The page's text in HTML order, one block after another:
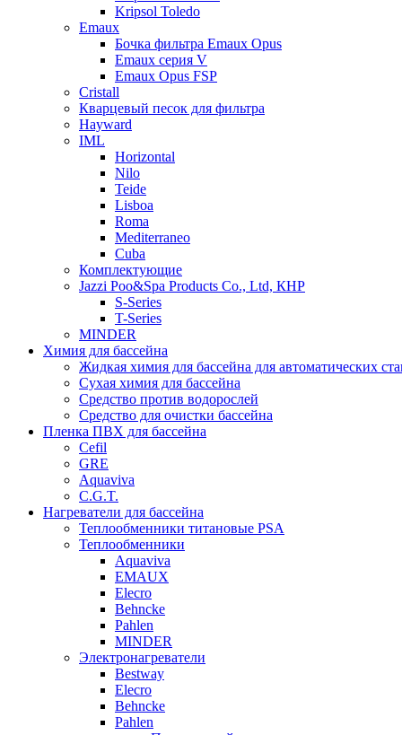
Kripsol Toledo
Emaux
Бочка фильтра Emaux Opus
Emaux серия V
Emaux Opus FSP
Cristall
Кварцевый песок для фильтра
Hayward
IML
Horizontal
Nilo
Teide
Lisboa
Roma
Mediterraneo
Cuba
Комплектующие
Jazzi Poo&Spa Products Co., Ltd, КНР
S-Series
T-Series
MINDER
Химия для бассейна
Жидкая химия для бассейна для автоматических
Сухая химия для бассейна
Средство против водорослей
Средство для очистки бассейна
Пленка ПВХ для бассейна
Cefil
GRE
Aquaviva
C.G.T.
Нагреватели для бассейна
Теплообменники титановые PSA
Теплообменники
Aquaviva
EMAUX
Elecro
Behncke
Pahlen
MINDER
Электронагреватели
Bestway
Elecro
Behncke
Pahlen